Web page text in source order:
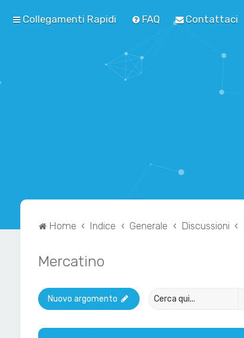
Collegamenti Rapidi FAQ Contattaci
Home Indice Generale Discussioni
Mercatino
Nuovo argomento